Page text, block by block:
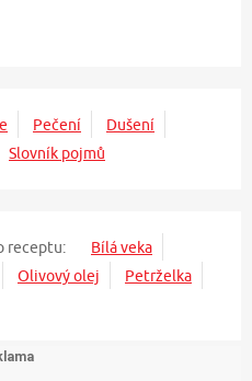
Pečení
Dušení
Slovník pojmů
receptu:
Bílá veka
Olivový olej
Petrželka